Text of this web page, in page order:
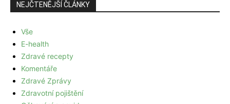
NEJČTENĚJŠÍ ČLÁNKY
Vše
E-health
Zdravé recepty
Komentáře
Zdravé Zprávy
Zdravotní pojištění